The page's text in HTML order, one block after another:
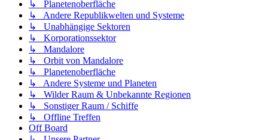
↳ Planetenoberfläche
↳ Andere Republikwelten und Systeme
↳ Unabhängige Sektoren
↳ Korporationssektor
↳ Mandalore
↳ Orbit von Mandalore
↳ Planetenoberfläche
↳ Andere Systeme und Planeten
↳ Wilder Raum & Unbekannte Regionen
↳ Sonstiger Raum / Schiffe
↳ Offline Treffen
Off Board